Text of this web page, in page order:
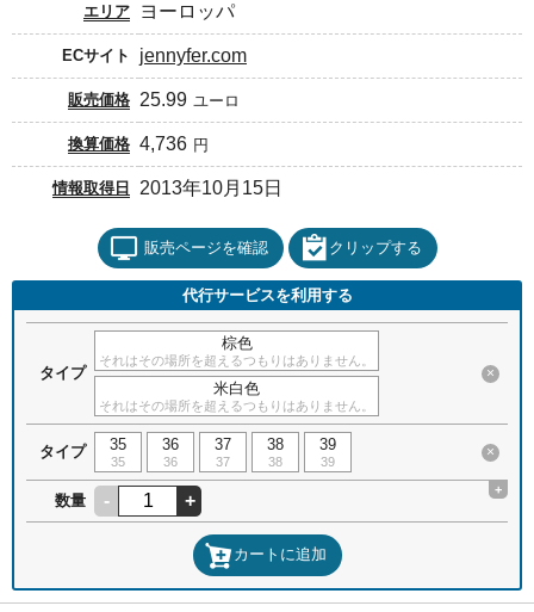
エリア ヨーロッパ
ECサイト jennyfer.com
販売価格 25.99 ユーロ
換算価格 4,736 円
情報取得日 2013年10月15日
販売ページを確認 クリップする
代行サービスを利用する
タイプ
棕色
それはその場所を超えるつもりはありません。
米白色
それはその場所を超えるつもりはありません。
×
タイプ 35
35
36
36
37
37
38
38
39
39
×
数量 - +
+
カートに追加